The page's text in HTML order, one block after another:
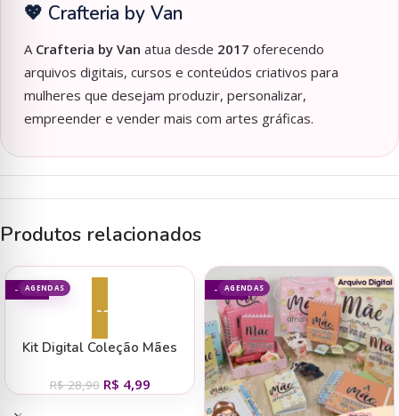
💖 Crafteria by Van
A Crafteria by Van atua desde 2017 oferecendo
arquivos digitais, cursos e conteúdos criativos para
mulheres que desejam produzir, personalizar,
empreender e vender mais com artes gráficas.
Produtos relacionados
AGENDAS
- 83%
Adicionar ao carrinho
Kit Digital Coleção Mães
R$28,90 R$ 4,99
AGENDAS
- 73%